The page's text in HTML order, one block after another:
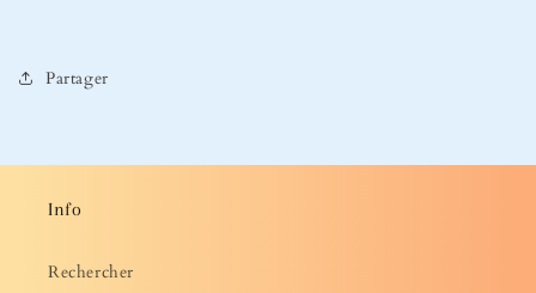
Partager
Info
Rechercher